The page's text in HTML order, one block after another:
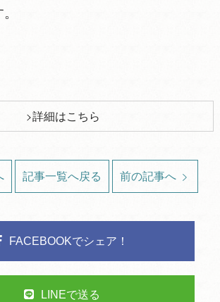
詳細はこちら
記事一覧へ戻る 前の記事へ
FACEBOOKでシェア！
LINEで送る